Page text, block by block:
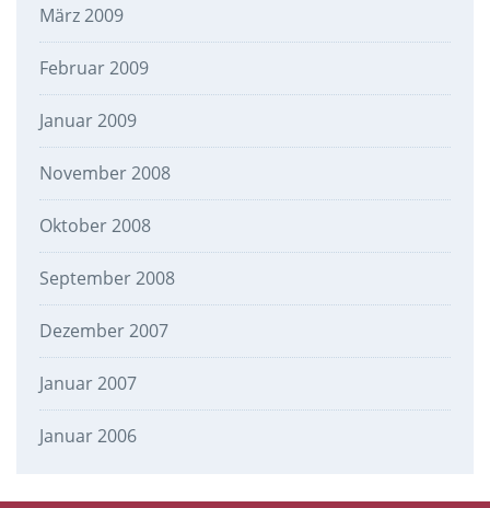
März 2009
Februar 2009
Januar 2009
November 2008
Oktober 2008
September 2008
Dezember 2007
Januar 2007
Januar 2006